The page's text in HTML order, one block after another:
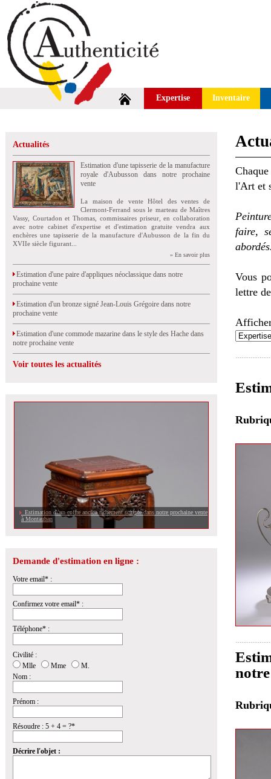
Expertise Inventaire
Actualités
Estimation d'une tapisserie de la manufacture
royale d'Aubusson dans notre prochaine
vente
La maison de vente Hôtel des ventes de
Clermont-Ferrand sous le marteau de Maîtres
Vassy, Courtadon et Thomas, commissaires priseur, en collaboration
avec notre cabinet d'expertise et d'estimation gratuite vendra aux
enchères une tapisserie de la manufacture d'Aubusson de la fin du
XVIIe siècle figurant...
» En savoir plus
Estimation d'une paire d'appliques néoclassique dans notre
prochaine vente
Estimation d'un bronze signé Jean-Louis Grégoire dans notre
prochaine vente
Estimation d'une commode mazarine dans le style des Hache dans
notre prochaine vente
Voir toutes les actualités
Estimation d\'un coffre ancien richement sculpté dans notre prochaine vente
à Montauban
Demande d'estimation en ligne :
Votre email* :
Confirmez votre email* :
Téléphone* :
Civilité :
Mlle
Mme
M.
Nom :
Prénom :
Résoudre : 5 + 4 = ?*
Décrire l'objet :
l'Art et
faire,
Vous
lettre